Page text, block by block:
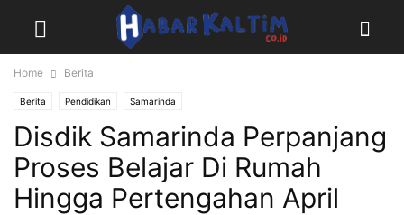
Home Berita
Berita Pendidikan Samarinda
Disdik Samarinda Perpanjang
Proses Belajar Di Rumah
Hingga Pertengahan April